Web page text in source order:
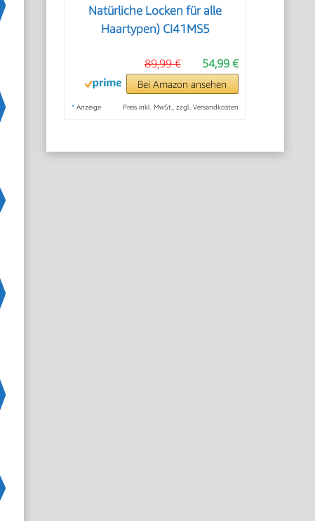
Natürliche Locken für alle
Haartypen) CI41MS5
54,99 €
89,99 €
Bei Amazon ansehen
* Anzeige Preis inkl. MwSt., zzgl. Versandkosten